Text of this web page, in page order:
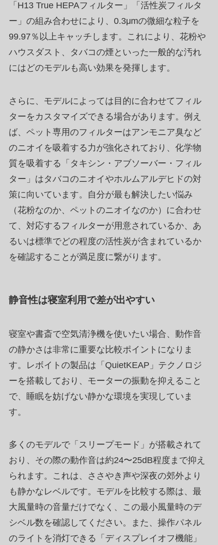
「H13 True HEPAフィルター」「活性炭フィルタ
ー」の組み合わせにより、0.3μmの微細な粒子を
99.97％以上キャッチします。これにより、花粉や
ハウスダスト、タバコの煙といった一般的な汚れ
にはどのモデルも高い効果を発揮します。
さらに、モデルによっては目的に合わせてフィル
ターをカスタマイズできる場合があります。例え
ば、ペット専用のフィルターはアンモニア臭など
のニオイを吸着する力が強化されており、化学物
質を吸着する「タキシン・アブソーバー・フィル
ター」はタバコのニオイやホルムアルデヒドの対
策に向いています。自分が最も解決したい悩み
（花粉なのか、ペットのニオイなのか）に合わせ
て、対応するフィルターが用意されているか、あ
るいは標準でどの程度の活性炭が含まれているか
を確認することが満足度に繋がります。
静音性は寝室利用で差が出やすい
寝室や書斎で空気清浄機を使いたい場合、動作音
の静かさは非常に重要な比較ポイントになりま
す。レボイトの製品は「QuietKEAP」テクノロジ
ーを搭載しており、モーターの振動を抑えること
で、睡眠を妨げない静かな環境を実現していま
す。
多くのモデルで「スリープモード」が搭載されて
おり、その際の動作音は約24〜25dB程度まで抑え
られます。これは、ささやき声や深夜の郊外より
も静かなレベルです。モデルを比較する際は、最
大風量時の音量だけでなく、この最小風量時のデ
シベル数を確認してください。また、操作パネル
のライトを消灯できる「ディスプレイオフ機能」